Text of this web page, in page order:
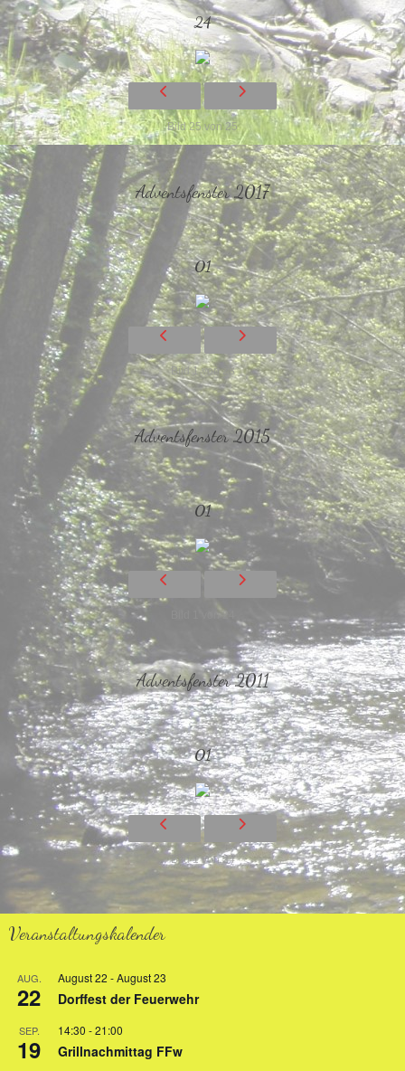
24
Bild 25 von 25
Adventsfenster 2017
01
Bild 1 von 23
Adventsfenster 2015
01
Bild 1 von 24
Adventsfenster 2011
01
Bild 1 von 24
Veranstaltungskalender
AUG.
22
August 22 -August 23
Dorffest der Feuerwehr
SEP.
19
14:30 -21:00
Grillnachmittag FFw